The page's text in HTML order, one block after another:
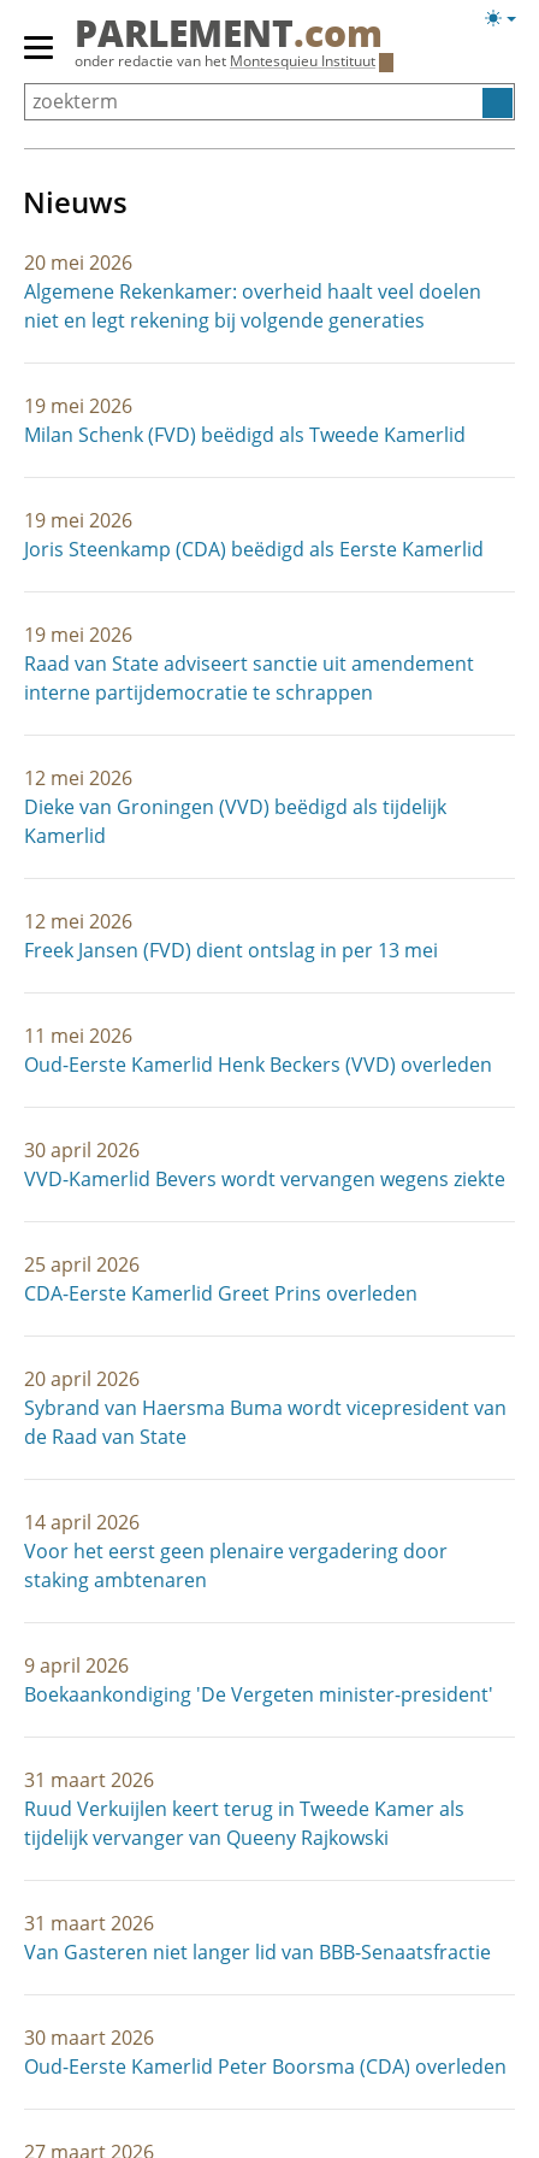
Overslaan
Primair
menu
tonen/verbergen
PARLEMENT.com
onder redactie van het Montesquieu Instituut
Nieuws
20 mei 2026
Algemene Rekenkamer: overheid haalt veel doelen
niet en legt rekening bij volgende generaties
19 mei 2026
Milan Schenk (FVD) beëdigd als Tweede Kamerlid
19 mei 2026
Joris Steenkamp (CDA) beëdigd als Eerste Kamerlid
19 mei 2026
Raad van State adviseert sanctie uit amendement
interne partijdemocratie te schrappen
12 mei 2026
Dieke van Groningen (VVD) beëdigd als tijdelijk
Kamerlid
12 mei 2026
Freek Jansen (FVD) dient ontslag in per 13 mei
11 mei 2026
Oud-Eerste Kamerlid Henk Beckers (VVD) overleden
30 april 2026
VVD-Kamerlid Bevers wordt vervangen wegens ziekte
25 april 2026
CDA-Eerste Kamerlid Greet Prins overleden
20 april 2026
Sybrand van Haersma Buma wordt vicepresident van
de Raad van State
14 april 2026
Voor het eerst geen plenaire vergadering door
staking ambtenaren
9 april 2026
Boekaankondiging 'De Vergeten minister-president'
31 maart 2026
Ruud Verkuijlen keert terug in Tweede Kamer als
tijdelijk vervanger van Queeny Rajkowski
31 maart 2026
Van Gasteren niet langer lid van BBB-Senaatsfractie
30 maart 2026
Oud-Eerste Kamerlid Peter Boorsma (CDA) overleden
27 maart 2026